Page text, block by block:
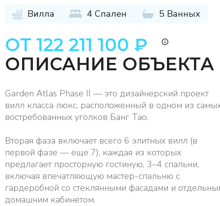
Вилла 4 Спален 5 Ванных
ОТ 122 211 100 ₽
ОПИСАНИЕ ОБЪЕКТА
Garden Atlas Phase II — это дизайнерский проект
вилл класса люкс, расположенный в одном из
востребованных уголков Банг Тао.
Вторая фаза включает всего 6 элитных вилл (в
первой фазе — еще 7), каждая из которых
предлагает просторную гостиную, 3–4 спальни,
включая впечатляющую мастер-спальню с
гардеробной со стеклянными фасадами и
домашним кабинетом.